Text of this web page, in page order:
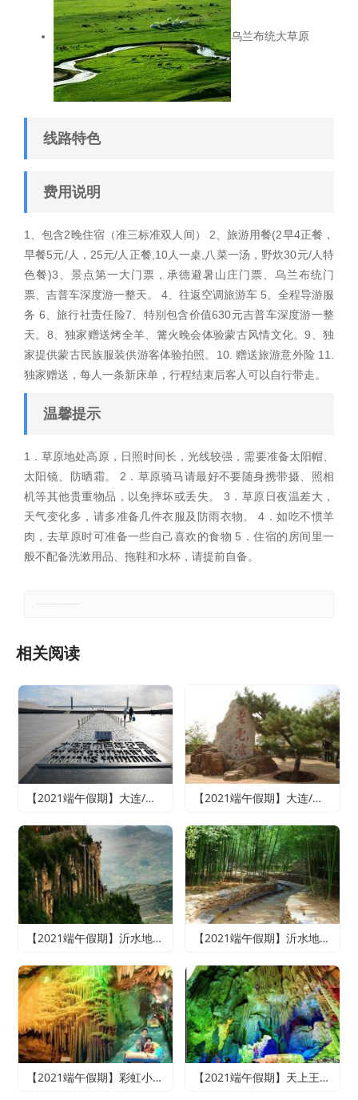
乌兰布统大草原
线路特色
费用说明
1、包含2晚住宿（准三标准双人间） 2、旅游用餐(2早4正餐，
早餐5元/人，25元/人正餐,10人一桌,八菜一汤，野炊30元/人特
色餐)3、景点第一大门票，承德避暑山庄门票、乌兰布统门
票、吉普车深度游一整天。 4、往返空调旅游车 5、全程导游服
务 6、旅行社责任险7、特别包含价值630元吉普车深度游一整
天。8、独家赠送烤全羊、篝火晚会体验蒙古风情文化。9、独
家提供蒙古民族服装供游客体验拍照。10. 赠送旅游意外险 11.
独家赠送，每人一条新床单，行程结束后客人可以自行带走。
温馨提示
1．草原地处高原，日照时间长，光线较强，需要准备太阳帽、
太阳镜、防晒霜。 2．草原骑马请最好不要随身携带摄、照相
机等其他贵重物品，以免摔坏或丢失。 3．草原日夜温差大，
天气变化多，请多准备几件衣服及防雨衣物。 4．如吃不惯羊
肉，去草原时可准备一些自己喜欢的食物 5．住宿的房间里一
般不配备洗漱用品、拖鞋和水杯，请提前自备。
相关阅读
【2021端午假期】大连/魅力旅顺/情迷威尼斯纯玩双船四日游 【2021端午假期】大连/老虎滩海洋公园或森林动物园（2选1）/旅顺精品纯玩双船四日游（含老虎滩海洋五馆套票、旅顺潜艇博物馆+巡航体验）
【2021端午假期】沂水地下大峡谷、萤火虫水洞、天上王城2日游 【2021端午假期】沂水地下大峡谷、萤火虫水洞、竹泉村、红石寨悠悠竹泉二日游
【2021端午假期】彩虹小镇、雪山彩虹谷、地下大峡谷、萤火虫水洞二日游 【2021端午假期】天上王城+地下大峡谷+萤火虫水洞+竹泉村+龙园古城三日游